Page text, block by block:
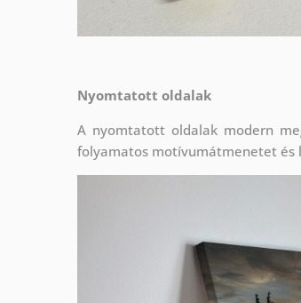
Nyomtatott oldalak
A nyomtatott oldalak modern
folyamatos motívumátmenetet és